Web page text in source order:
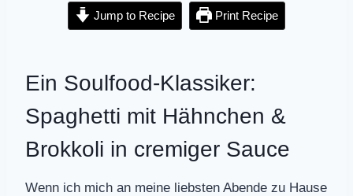
Jump to Recipe Print Recipe
Ein Soulfood-Klassiker:
Spaghetti mit Hähnchen &
Brokkoli in cremiger Sauce
Wenn ich mich an meine liebsten Abende zu Hause